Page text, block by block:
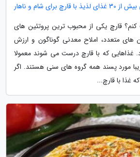
شام و ناهار
قارچ یکی از محبوب ترین پروتئین های
های متعدد، املاح معدنی گوناگون و ارزش
غذاهایی که با قارچ درست می شوند معمولا
مورد پسند همه گروه های سنی هستند. اگر
غذا با قارچ...